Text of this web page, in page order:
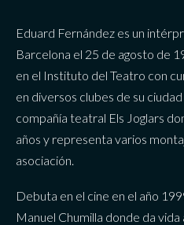
Eduard Fernández es un
Barcelona el 25 de agosto de
en el Instituto del Teatro con
en diversos clubes de su
compañía teatral Els Joglars
años y representa varios
asociación.
Debuta en el cine en el año
Manuel Chumilla donde da vida